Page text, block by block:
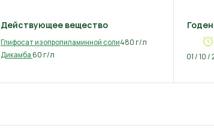
Действующее вещество
Глифосат изопропиламинной соли480 г/л
Дикамба 60 г/л 01 / 10 /